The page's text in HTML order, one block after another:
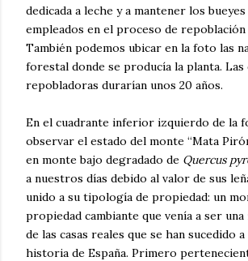
dedicada a leche y a mantener los
empleados en el proceso de
También podemos ubicar en la foto las
forestal donde se producía la planta. Las
repobladoras durarían unos 20 años.
En el cuadrante inferior izquierdo de la
observar el estado del monte “Mata
en monte bajo degradado de Quercus
a nuestros días debido al valor de sus
unido a su tipología de propiedad: un
propiedad cambiante que venía a ser
de las casas reales que se han sucedido
historia de España. Primero